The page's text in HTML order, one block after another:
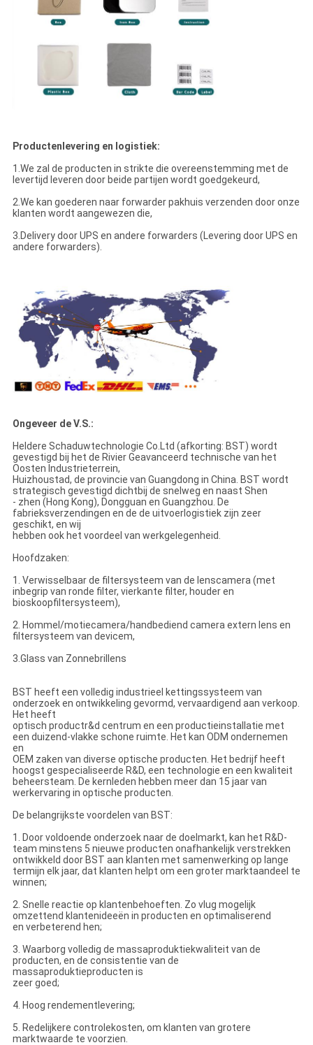
Productenlevering en logistiek:
1.We zal de producten in strikte die overeenstemming met de
levertijd leveren door beide partijen wordt goedgekeurd,
2.We kan goederen naar forwarder pakhuis verzenden door onze
klanten wordt aangewezen die,
3.Delivery door UPS en andere forwarders (Levering door UPS en
andere forwarders).
Ongeveer de V.S.:
Heldere Schaduwtechnologie Co.Ltd (afkorting: BST) wordt
gevestigd bij het de Rivier Geavanceerd technische van het
Oosten Industrieterrein,
Huizhoustad, de provincie van Guangdong in China. BST wordt
strategisch gevestigd dichtbij de snelweg en naast Shen
- zhen (Hong Kong), Dongguan en Guangzhou. De
fabrieksverzendingen en de de uitvoerlogistiek zijn zeer
geschikt, en wij
hebben ook het voordeel van werkgelegenheid.
Hoofdzaken:
1. Verwisselbaar de filtersysteem van de lenscamera (met
inbegrip van ronde filter, vierkante filter, houder en
bioskoopfiltersysteem),
2. Hommel/motiecamera/handbediend camera extern lens en
filtersysteem van devicem,
3.Glass van Zonnebrillens
BST heeft een volledig industrieel kettingssysteem van
onderzoek en ontwikkeling gevormd, vervaardigend aan verkoop.
Het heeft
optisch productr&d centrum en een productieinstallatie met
een duizend-vlakke schone ruimte. Het kan ODM ondernemen
en
OEM zaken van diverse optische producten. Het bedrijf heeft
hoogst gespecialiseerde R&D, een technologie en een kwaliteit
beheersteam. De kernleden hebben meer dan 15 jaar van
werkervaring in optische producten.
De belangrijkste voordelen van BST:
1. Door voldoende onderzoek naar de doelmarkt, kan het R&D-
team minstens 5 nieuwe producten onafhankelijk verstrekken
ontwikkeld door BST aan klanten met samenwerking op lange
termijn elk jaar, dat klanten helpt om een groter marktaandeel te
winnen;
2. Snelle reactie op klantenbehoeften. Zo vlug mogelijk
omzettend klantenideeën in producten en optimaliserend
en verbeterend hen;
3. Waarborg volledig de massaproduktiekwaliteit van de
producten, en de consistentie van de
massaproduktieproducten is
zeer goed;
4. Hoog rendementlevering;
5. Redelijkere controlekosten, om klanten van grotere
marktwaarde te voorzien.